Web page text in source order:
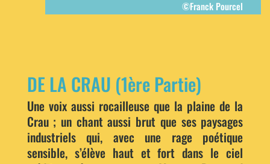
©Franck Pourcel
DE LA CRAU (1ère Partie)
Une voix aussi rocailleuse que la plaine de la
Crau ; un chant aussi brut que ses paysages
industriels qui, avec une rage poétique
sensible, s’élève haut et fort dans le ciel